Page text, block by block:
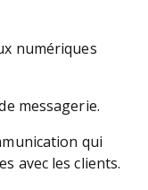
numériques
messagerie.
qui
avec les clients.